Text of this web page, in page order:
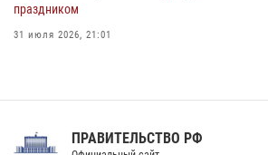
праздником
31 июля 2026, 21:01
Праздник «Один день с Росгвардией» к 105-
ПРАВИТЕЛЬСТВО РФ